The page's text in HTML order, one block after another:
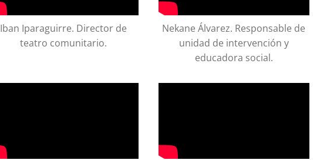
Iban Iparaguirre. Director de
teatro comunitario.
Nekane Álvarez. Responsable de
unidad de intervención y
educadora social.